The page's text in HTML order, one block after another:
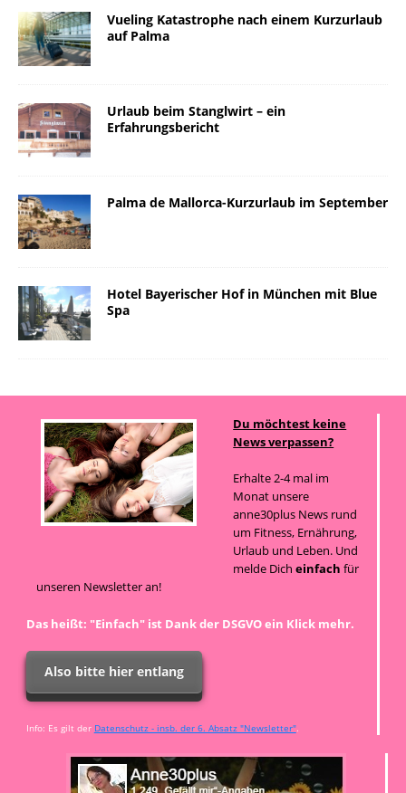
Vueling Katastrophe nach einem Kurzurlaub
auf Palma
Urlaub beim Stanglwirt – ein
Erfahrungsbericht
Palma de Mallorca-Kurzurlaub im September
Hotel Bayerischer Hof in München mit Blue
Spa
Du möchtest keine
News verpassen?
Erhalte 2-4 mal im
Monat unsere
anne30plus News rund
um Fitness, Ernährung,
Urlaub und Leben. Und
melde Dicheinfach für
unseren Newsletter an!
Das heißt: "Einfach" ist Dank der DSGVO ein Klick mehr.
Also bitte hier entlang
Info: Es gilt der Datenschutz - insb. der 6. Absatz "Newsletter".